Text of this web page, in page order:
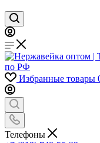
Избранные товары
Телефоны